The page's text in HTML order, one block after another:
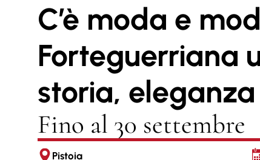
C’è moda e
Forteguerriana
storia,
Fino al 30 settembre
Pistoia